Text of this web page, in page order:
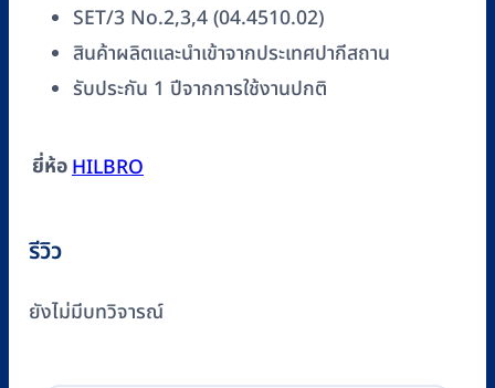
SET/3 No.2,3,4 (04.4510.02)
สินค้าผลิตและนำเข้าจากประเทศปากีสถาน
รับประกัน 1 ปีจากการใช้งานปกติ
ยี่ห้อHILBRO
รีวิว
ยังไม่มีบทวิจารณ์